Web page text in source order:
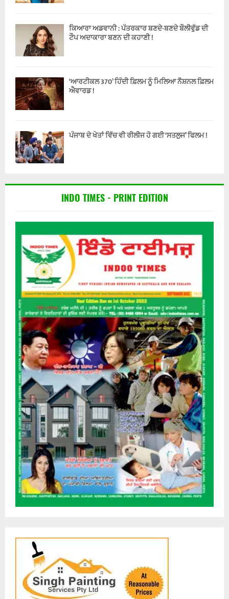
ਕਿਆਰਾ ਅਡਵਾਨੀ : ਪੱਤਰਕਾਰ ਬਣਦੇ-ਬਣਦੇ ਬੌਲੀਵੁੱਡ ਦੀ
ਟੌਪ ਅਦਾਕਾਰਾ ਬਣਨ ਦੀ ਕਹਾਣੀ !
‘ਆਰਟੀਕਲ 370’ ਹਿੰਦੀ ਫ਼ਿਲਮ ਨੂੰ ਮਿਲਿਆ ਨੈਸ਼ਨਲ ਫ਼ਿਲਮ
ਐਵਾਰਡ !
ਪੰਜਾਬ ਦੇ ਖੇਤਾਂ ਵਿੱਚ ਵੀ ਰੀਲੀਜ ਹੋ ਗਈ ‘ਸਤਲੁਜ’ ਫਿਲਮ !
INDO TIMES - PRINT EDITION